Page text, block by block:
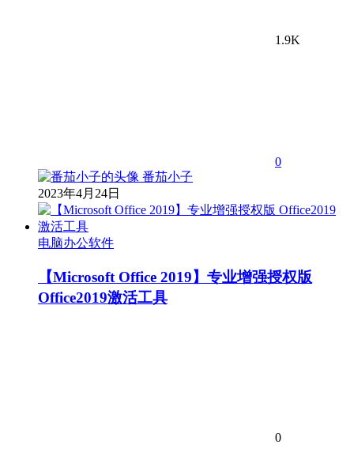
1.9K
0
番茄小子
2023年4月24日
电脑办公软件
【Microsoft Office 2019】专业增强授权版
Office2019激活工具
0